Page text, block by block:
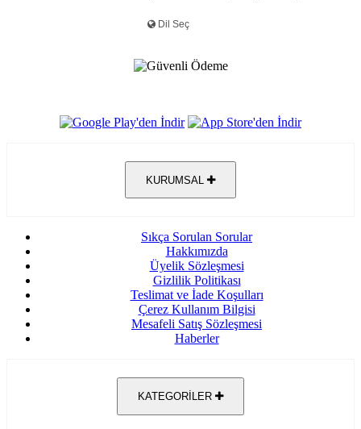
KURUMSAL
Sıkça Sorulan Sorular
Hakkımızda
Üyelik Sözleşmesi
Gizlilik Politikası
Teslimat ve İade Koşulları
Çerez Kullanım Bilgisi
Mesafeli Satış Sözleşmesi
Haberler
KATEGORİLER